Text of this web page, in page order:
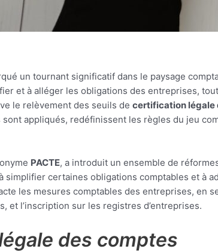
un tournant significatif dans le paysage
et à alléger les obligations des entreprises,
le relèvement des seuils de certification légale
appliqués, redéfinissent les règles du jeu
PACTE, a introduit un ensemble de
certaines obligations comptables et à
les mesures comptables des entreprises, en
l’inscription sur les registres d’entreprises.
des comptes